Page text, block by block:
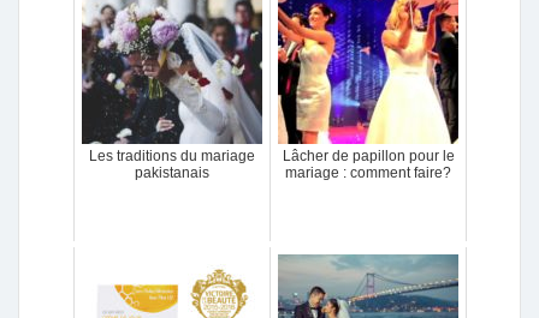
Les traditions du mariage
pakistanais
Lâcher de papillon pour le
mariage : comment faire?